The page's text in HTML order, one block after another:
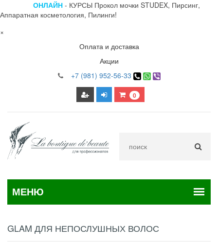
ОНЛАЙН - КУРСЫ Прокол мочки STUDEX, Пирсинг,
Аппаратная косметология, Пилинги!
×
Оплата и доставка
Акции
+7 (981) 952-56-33
0
GLAM ДЛЯ НЕПОСЛУШНЫХ ВОЛОС